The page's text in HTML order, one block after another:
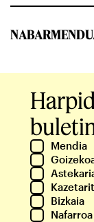
Mendia
Bizkaia
Nafarroa